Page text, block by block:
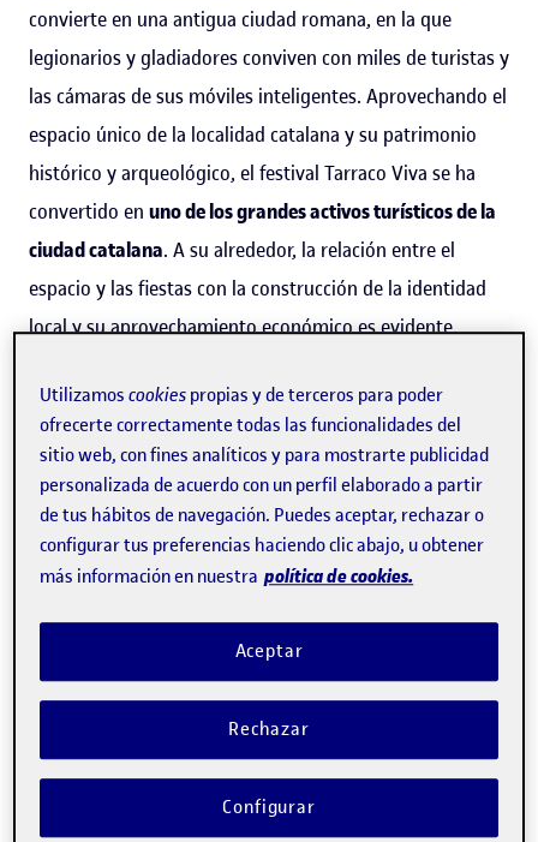
convierte en una antigua ciudad romana, en la que
legionarios y gladiadores conviven con miles de turistas y
las cámaras de sus móviles inteligentes. Aprovechando el
espacio único de la localidad catalana y su patrimonio
histórico y arqueológico, el festival Tarraco Viva se ha
convertido en uno de los grandes activos turísticos de la
ciudad catalana. A su alrededor, la relación entre el
espacio y las fiestas con la construcción de la identidad
local y su aprovechamiento económico es evidente.
Pero su caso no es único. Enun estudio recién publicado
en elJournal of Heritage Tourism,Francesc González
Reverté, profesor de losEstudios de Economía y Empresa
e investigador del
grupo NOUTURde la Universitat
Oberta de Catalunya (UOC), analizael papel del espacio y
el discurso sobre la identidad localdesarrollado por los
organizadores de 23 festivales y fiestas tradicionales en
una ciudad patrimonial con un desarrollo turístico
emergente como es Tarragona.
Festivales, espacios y construcción
Utilizamoscookies propias y de terceros para poder
ofrecerte correctamente todas las funcionalidades del
sitio web, con fines analíticos y para mostrarte publicidad
personalizada de acuerdo con un perfil elaborado a partir
de tus hábitos de navegación. Puedes aceptar, rechazar o
configurar tus preferencias haciendo clic abajo, u obtener
más información en nuestra política de cookies.
Rechazar
Aceptar
Configurar